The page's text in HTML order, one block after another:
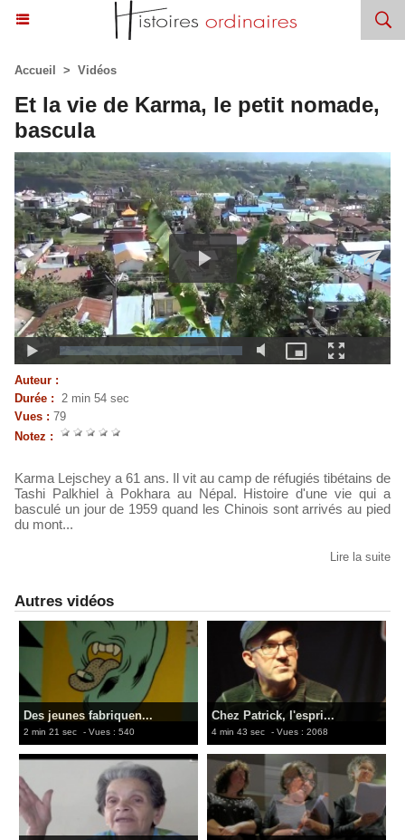
Accueil > Vidéos
Et la vie de Karma, le petit nomade,
bascula
Auteur :
Durée : 2 min 54 sec
Vues : 79
Notez :
Karma Lejschey a 61 ans. Il vit au camp de réfugiés tibétains de
Tashi Palkhiel à Pokhara au Népal. Histoire d'une vie qui a
basculé un jour de 1959 quand les Chinois sont arrivés au pied
du mont...
Lire la suite
Autres vidéos
Des jeunes fabriquen...
2 min 21 sec - Vues : 540
Chez Patrick, l'espri...
4 min 43 sec - Vues : 2068